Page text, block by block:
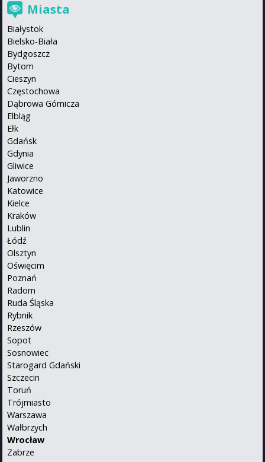
Miasta
Białystok
Bielsko-Biała
Bydgoszcz
Bytom
Cieszyn
Częstochowa
Dąbrowa Górnicza
Elbląg
Ełk
Gdańsk
Gdynia
Gliwice
Jaworzno
Katowice
Kielce
Kraków
Lublin
Łódź
Olsztyn
Oświęcim
Poznań
Radom
Ruda Śląska
Rybnik
Rzeszów
Sopot
Sosnowiec
Starogard Gdański
Szczecin
Toruń
Trójmiasto
Warszawa
Wałbrzych
Wrocław
Zabrze